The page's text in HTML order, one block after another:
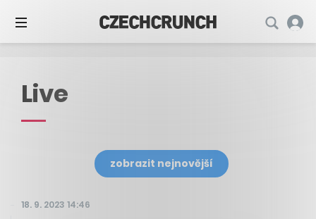
Live
zobrazit nejnovější
18. 9. 2023 14:46